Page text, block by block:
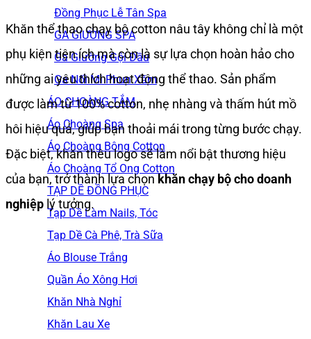
Đồng Phục Lễ Tân Spa
GA GIƯỜNG SPA
Ga Giường Gội Đầu
Ga Nối Mi Phun Xăm
ÁO CHOÀNG TẮM
Áo Choàng Spa
Áo Choàng Bông Cotton
Áo Choàng Tổ Ong Cotton
TẠP DỀ ĐỒNG PHỤC
Tạp Dề Làm Nails, Tóc
Tạp Dề Cà Phê, Trà Sữa
Áo Blouse Trắng
Quần Áo Xông Hơi
Khăn Nhà Nghỉ
Khăn Lau Xe
Khăn thể thao chạy bộ cotton nâu tây không chỉ là một
phụ kiện tiện ích mà còn là sự lựa chọn hoàn hảo cho
những ai yêu thích hoạt động thể thao. Sản phẩm
được làm từ 100% cotton, nhẹ nhàng và thấm hút mồ
hôi hiệu quả, giúp bạn thoải mái trong từng bước chạy.
Đặc biệt, khăn thêu logo sẽ làm nổi bật thương hiệu
của bạn, trở thành lựa chọn khăn chạy bộ cho doanh
nghiệp lý tưởng.